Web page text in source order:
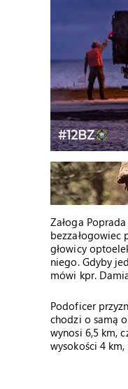
Załoga
bezzałogowiec
głowicy
niego. Gdyby
mówi kpr.
Podoficer
chodzi o samą
wynosi 6,5 km,
wysokości 4